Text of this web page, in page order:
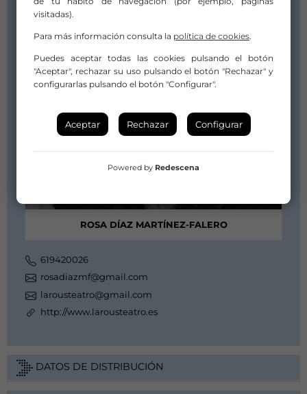
ROSA DÍAZ MARTÍNEZ-FALERO
619420026
rosadiazmf@gmail.com
larousteatro@gmail.com
http://www.larousteatro.es
DATOS DE DISTRIBUCIÓN
visitadas).
Para más información consulta la política de cookies.
Puedes aceptar todas las cookies pulsando el botón
"Aceptar", rechazar su uso pulsando el botón "Rechazar" y
configurarlas pulsando el botón "Configurar".
Aceptar Rechazar Configurar
Powered by Redescena